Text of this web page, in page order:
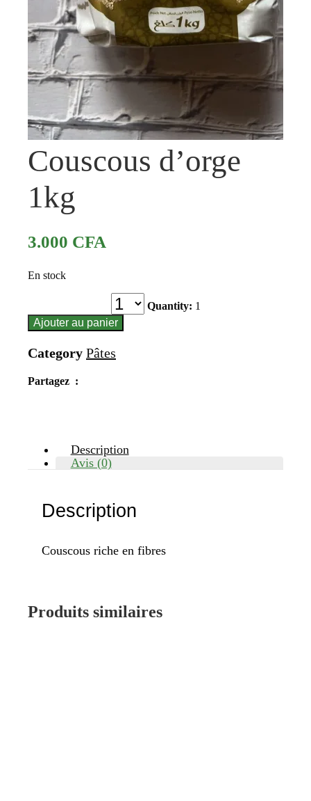
Couscous d’orge
1kg
3.000 CFA
En stock
Quantité
Quantity: 1
Ajouter au panier
Category Pâtes
Partagez :
Description
Avis (0)
Description
Couscous riche en fibres
Produits similaires